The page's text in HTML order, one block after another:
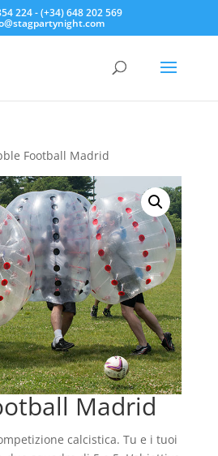
224 - (+34) 648 202 569
Football Madrid
Madrid
calcistica. Tu e i tuoi